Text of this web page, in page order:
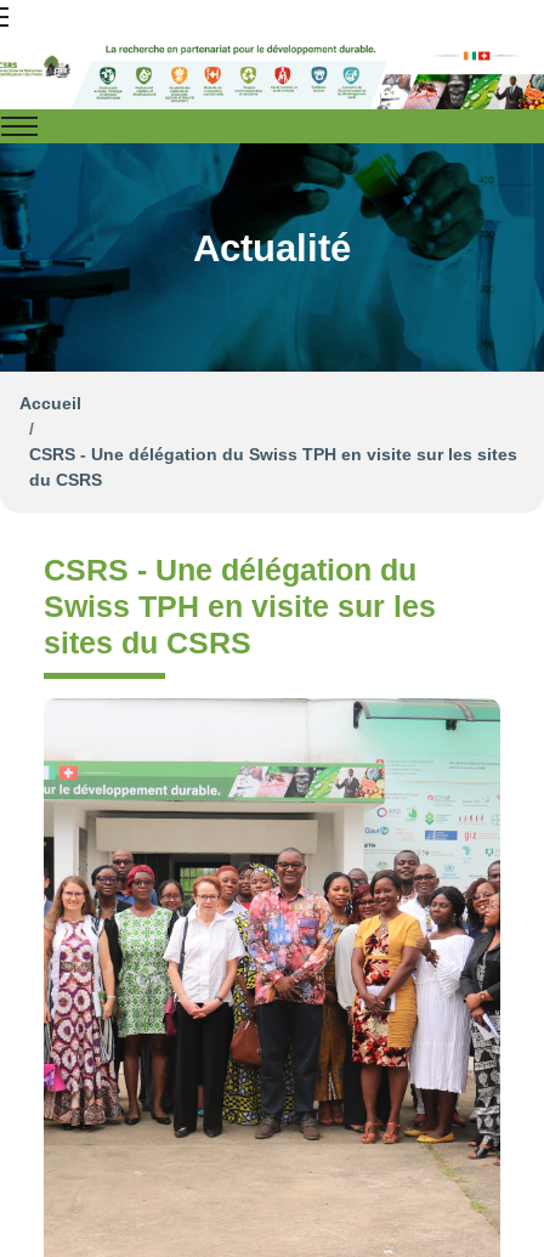
Actualité
Accueil
CSRS - Une délégation du Swiss TPH en visite sur les sites
du CSRS
CSRS - Une délégation du
Swiss TPH en visite sur les
sites du CSRS